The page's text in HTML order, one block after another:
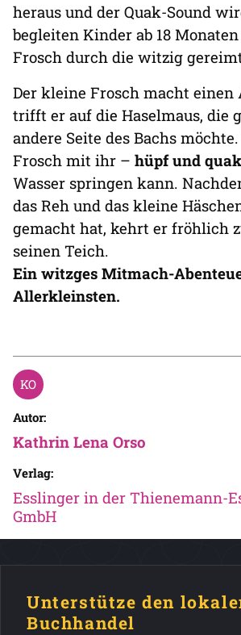
heraus und der Quak-Sound
begleiten Kinder ab 18
Frosch durch die witzig
Der kleine Frosch macht einen
trifft er auf die Haselmaus, die
andere Seite des Bachs
Frosch mit ihr – hüpf und quak
Wasser springen kann.
das Reh und das kleine
gemacht hat, kehrt er fröhlich
seinen Teich.
Ein witzges Mitmach-
Allerkleinsten.
Autor:
Kathrin Lena Orso
Verlag:
Esslinger in der Thienemann-
GmbH
Unterstütze den
Buchhandel